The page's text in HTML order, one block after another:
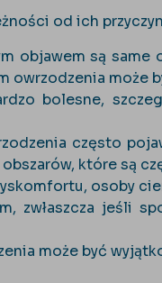
od ich
objawem są same
może
bolesne,
często
które są
osoby
zwłaszcza jeśli
może być